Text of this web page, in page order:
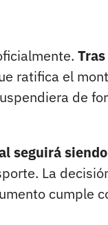
ratifica el
de
seguirá
La
cumple